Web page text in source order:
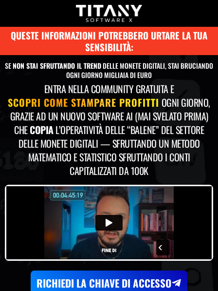
QUESTE INFORMAZIONI POTREBBERO URTARE LA TUA
SENSIBILITÀ:
SENON STAI SFRUTTANDO IL TRENDDELLE MONETE DIGITALI, STAI BRUCIANDO
OGNI GIORNO MIGLIAIA DI EURO
ENTRA NELLA COMMUNITY GRATUITA E
SCOPRI COME STAMPARE PROFITTI OGNI GIORNO,
GRAZIE AD UN NUOVO SOFTWARE AI (MAI SVELATO PRIMA)
CHECOPIAL’OPERATIVITÀ DELLE “BALENE” DEL SETTORE
DELLE MONETE DIGITALI — SFRUTTANDO UN METODO
MATEMATICO E STATISTICO SFRUTTANDO I CONTI
CAPITALIZZATI DA 100K
RICHIEDI LA CHIAVE DI ACCESSO